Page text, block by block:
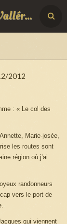
Les Joyeux Randonneurs Vallérois
2012
: « Le col des
Marie-josée,
les routes sont
région où j’ai
randonneurs
vers le port de
qui viennent